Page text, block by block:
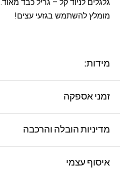
גלגלים לניוד קל – גריל כבד מאוד.
מומלץ להשתמש בגזעי עצים!
מידות:
זמני אספקה
מדיניות הובלה והרכבה
איסוף עצמי